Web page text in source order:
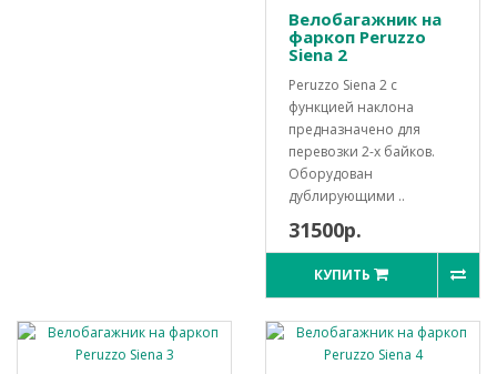
Велобагажник на
фаркоп Peruzzo
Siena 2
Peruzzo Siena 2 с
функцией наклона
предназначено для
перевозки 2-х байков.
Оборудован
дублирующими ..
31500р.
КУПИТЬ